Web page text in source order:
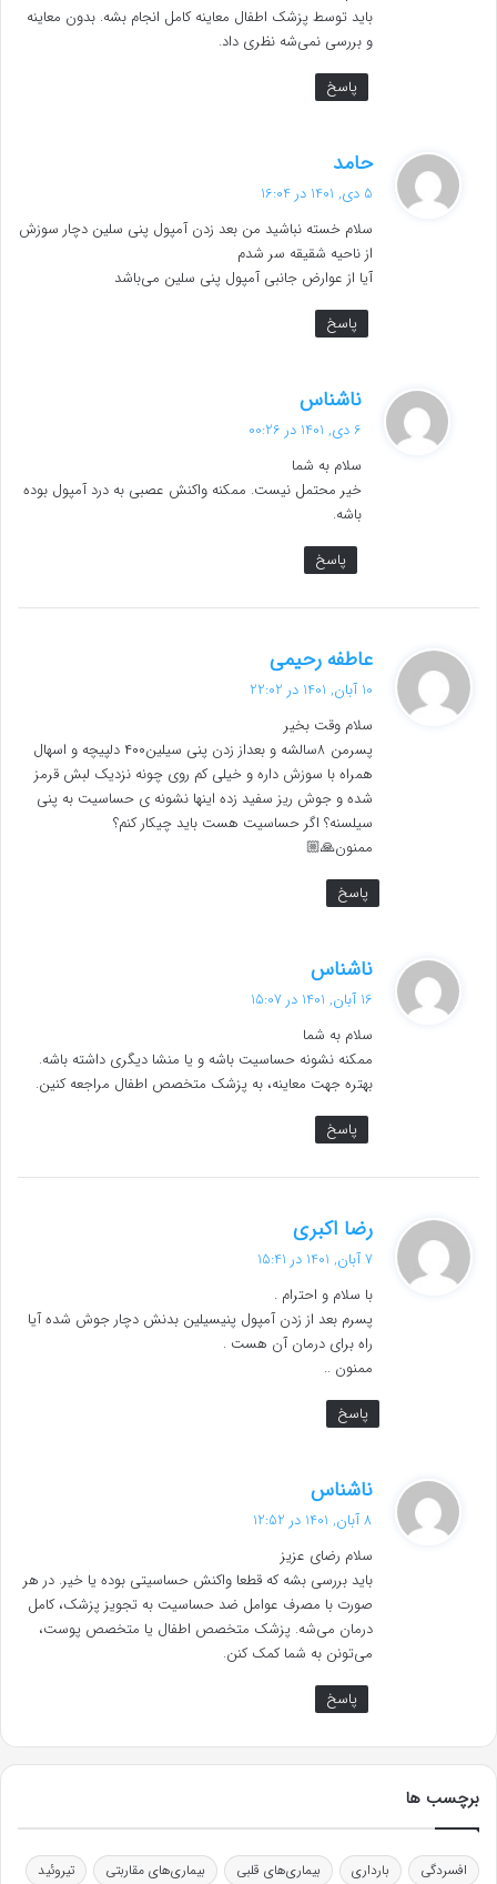
باید توسط پزشک اطفال معاینه کامل انجام بشه. بدون معاینه
و بررسی نمی‌شه نظری داد.
پاسخ
حامد
ف
:
5 دی, 1401 در 16:04
سلام خسته نباشید من بعد زدن آمپول پنی سلین دچار سوزش
از ناحیه شقیقه سر شدم
آیا از عوارض جانبی آمپول پنی سلین می‌باشد
پاسخ
ناشناس
ت
:
6 دی, 1401 در 00:26
سلام به شما
خیر محتمل نیست. ممکنه واکنش عصبی به درد آمپول بوده
باشه.
پاسخ
عاطفه رحیمی
ف
10 آبان, 1401 در 22:02
سلام وقت بخیر
پسرمن ۸سالشه و بعداز زدن پنی سیلین۴۰۰ دلپیچه و اسهال
همراه با سوزش داره و خیلی کم روی چونه نزدیک لبش قرمز
شده و جوش ریز سفید زده اینها نشونه ی حساسیت به پنی
سیلسنه؟ اگر حساسیت هست باید چیکار کنم؟
ممنون🙏🏼
پاسخ
ناشناس
ف
:
16 آبان, 1401 در 15:07
سلام به شما
ممکنه نشونه حساسیت باشه و یا منشا دیگری داشته باشه.
بهتره جهت معاینه، به پزشک متخصص اطفال مراجعه کنین.
پاسخ
رضا اکبری
ت
:
7 آبان, 1401 در 15:41
با سلام و احترام .
پسرم بعد از زدن آمپول پنیسیلین بدنش دچار جوش شده آیا
راه برای درمان آن هست .
ممنون ..
پاسخ
ناشناس
ف
8 آبان, 1401 در 12:52
سلام رضای عزیز
باید بررسی بشه که قطعا واکنش حساسیتی بوده یا خیر. در هر
صورت با مصرف عوامل ضد حساسیت به تجویز پزشک، کامل
درمان می‌شه. پزشک متخصص اطفال یا متخصص پوست،
می‌تونن به شما کمک کنن.
پاسخ
برچسب ها
افسردگی بارداری بیماری‌های قلبی بیماری‌های مقاربتی تیروئید